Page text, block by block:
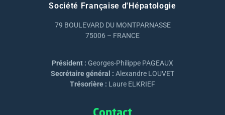
Société Française d'Hépatologie
79 BOULEVARD DU MONTPARNASSE
75006 – FRANCE
Président : Georges-Philippe PAGEAUX
Secrétaire général : Alexandre LOUVET
Trésorière : Laure ELKRIEF
Contact